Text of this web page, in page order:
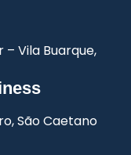
– Vila Buarque,
São Caetano